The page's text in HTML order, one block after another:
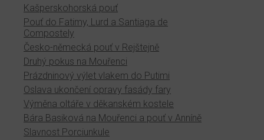
Kašperskohorská pouť
Pouť do Fatimy, Lurd a Santiaga de
Compostely
Česko-německá pouť v Rejštejně
Druhý pokus na Mouřenci
Prázdninový výlet vlakem do Putimi
Oslava ukončení opravy fasády fary
Výměna oltáře v děkanském kostele
Bára Basiková na Mouřenci a pouť v Anníně
Slavnost Porciunkule